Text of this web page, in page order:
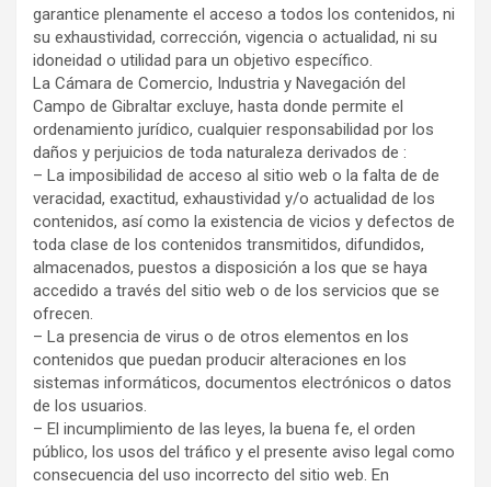
garantice plenamente el acceso a todos los contenidos, ni
su exhaustividad, corrección, vigencia o actualidad, ni su
idoneidad o utilidad para un objetivo específico.
La Cámara de Comercio, Industria y Navegación del
Campo de Gibraltar excluye, hasta donde permite el
ordenamiento jurídico, cualquier responsabilidad por los
daños y perjuicios de toda naturaleza derivados de :
– La imposibilidad de acceso al sitio web o la falta de de
veracidad, exactitud, exhaustividad y/o actualidad de los
contenidos, así como la existencia de vicios y defectos de
toda clase de los contenidos transmitidos, difundidos,
almacenados, puestos a disposición a los que se haya
accedido a través del sitio web o de los servicios que se
ofrecen.
– La presencia de virus o de otros elementos en los
contenidos que puedan producir alteraciones en los
sistemas informáticos, documentos electrónicos o datos
de los usuarios.
– El incumplimiento de las leyes, la buena fe, el orden
público, los usos del tráfico y el presente aviso legal como
consecuencia del uso incorrecto del sitio web. En